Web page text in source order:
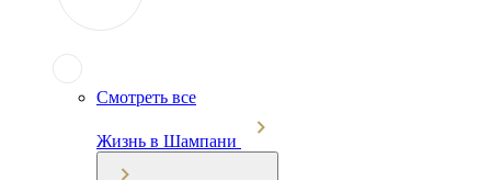
Смотреть все
Жизнь в Шампани